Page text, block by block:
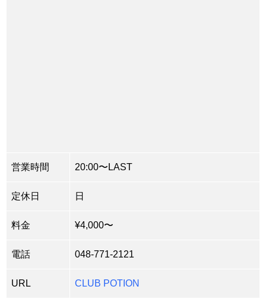
営業時間 20:00〜LAST
定休日 日
料金 ¥4,000〜
電話 048-771-2121
URL CLUB POTION